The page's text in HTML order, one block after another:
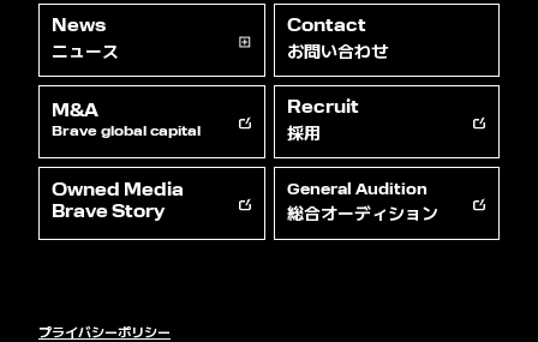
News
ニュース
Contact
お問い合わせ
M&A
Brave global capital
Recruit
採用
Owned Media
Brave Story
General Audition
総合オーディション
プライバシーポリシー